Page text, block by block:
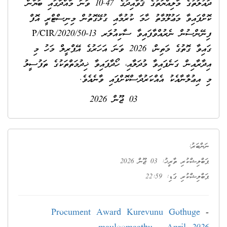
ދައުލަތުގެ މާލިއްޔަތުގެ ޤަވާއިދުގެ 10.47 ވަނަ މާއްދާގައި ބަޔާން
ކޮށްފައިވާ މަޢުލޫމާތު ހާމަ ކުރުމާއި ގުޅޭގޮތުން މިނިސްޓްރީ އޮފް
ފިނޭންސުން ނެރުއްވާފައިވާ ސާކިއުލަރ 13-P/CIR/2020/50
ގައިވާ ގޮތުގެ މަތިން، 2026 ވަނަ އަހަރުގެ އޭޕްރީލް މަހު މި
އިދާރާއިން ގަނެފައިވާ މުދަލާއި، ހޯދާފައިވާ ޚިދުމަތްތަކުގެ ތަފުސީލު
މި އިޢުލާނާއެކު އެއްކަރުދާސްކޮށްފައި ވާނެއެވެ.
03 ޖޫން 2026
ނަންބަރު:
ޕަބްލިޝްކުރި ތާރީޚު: 03 ޖޫން 2026
ޕަބްލިޝްކުރި ގަޑި: 22:59
-
Procument Award Kurevunu Gothuge